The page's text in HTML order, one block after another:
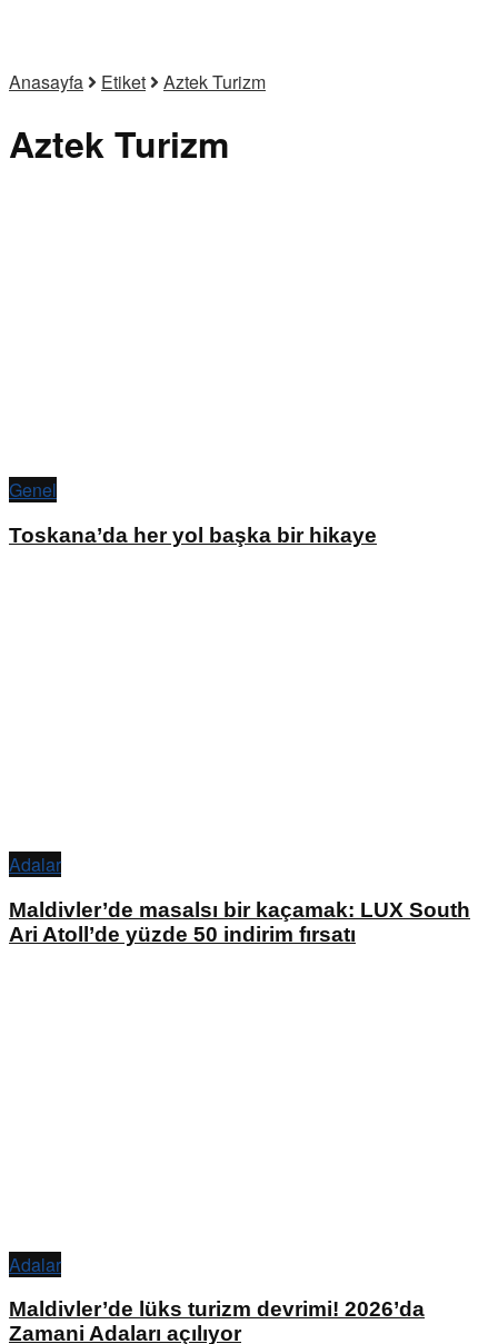
Anasayfa Etiket Aztek Turizm
Aztek Turizm
Genel
Toskana’da her yol başka bir hikaye
Adalar
Maldivler’de masalsı bir kaçamak: LUX South
Ari Atoll’de yüzde 50 indirim fırsatı
Adalar
Maldivler’de lüks turizm devrimi! 2026’da
Zamani Adaları açılıyor